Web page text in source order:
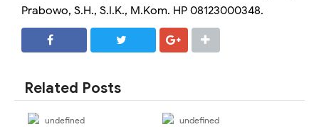
Prabowo, S.H., S.I.K., M.Kom. HP 08123000348.
Related Posts
undefined undefined